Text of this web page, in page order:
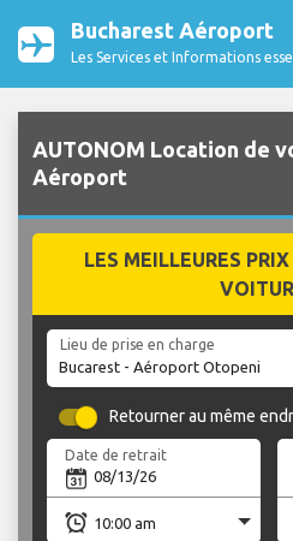
Bucharest Aéroport
Les Services et Informations
AUTONOM Location de
Aéroport
LES MEILLEURES
Lieu de prise en charge
Retourner au même
Date de retrait